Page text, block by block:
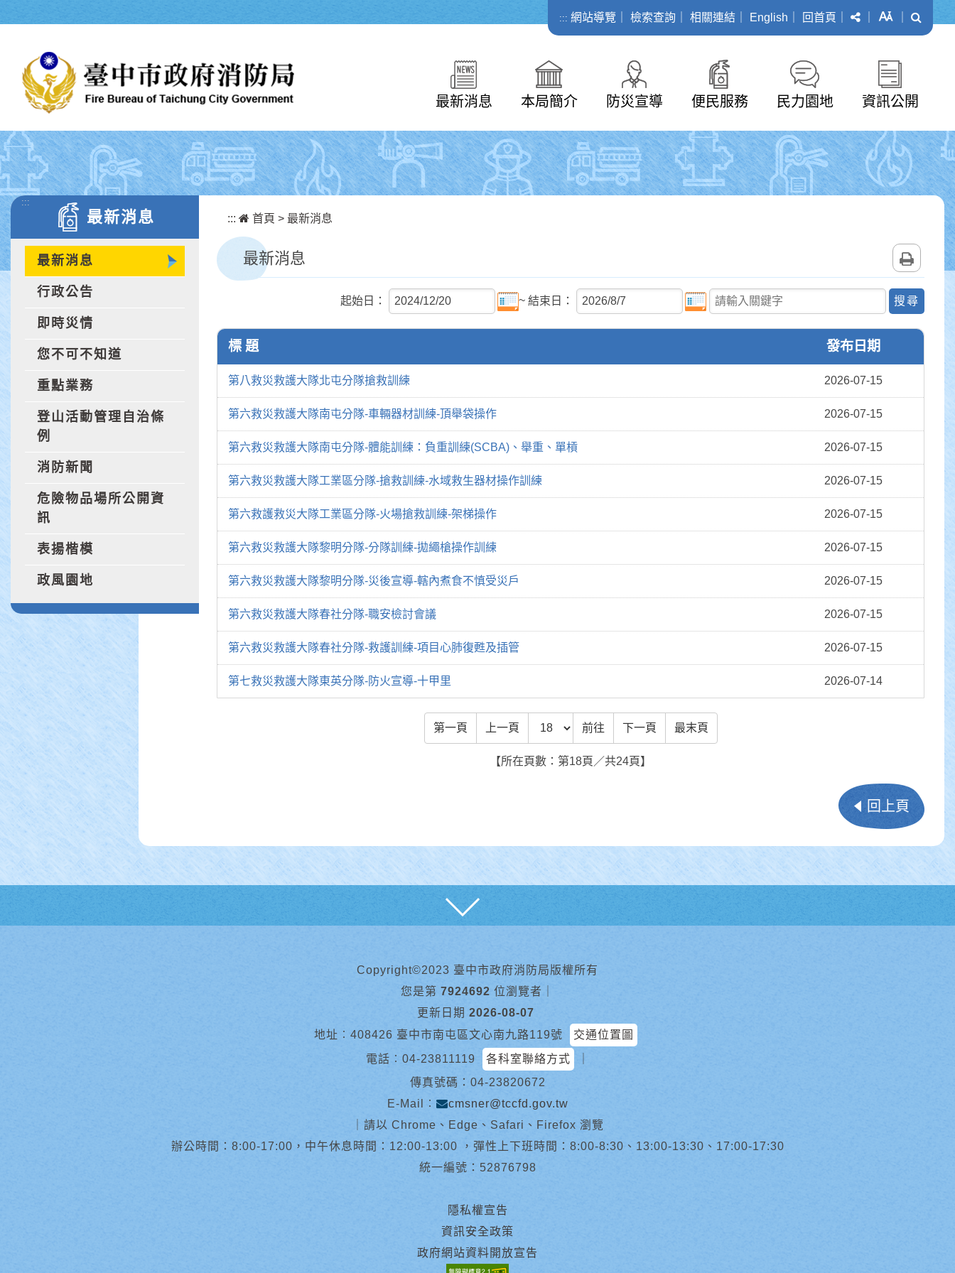
::: 網站導覽 檢索查詢 相關連結 English 回首頁 分享 字級
最新消息 本局簡介 防災宣導 便民服務 民力園地 資訊公開
:::
最新消息
最新消息
行政公告
即時災情
您不可不知道
重點業務
登山活動管理自治條
例
消防新聞
危險物品場所公開資
訊
表揚楷模
政風園地
::: 首頁 > 最新消息
最新消息
起始日： ~ 結束日： 關鍵字查詢
標 題 發布日期
第八救災救護大隊北屯分隊搶救訓練 2026-07-15
第六救災救護大隊南屯分隊-車輛器材訓練-頂舉袋操作 2026-07-15
第六救災救護大隊南屯分隊-體能訓練：負重訓練(SCBA)、舉重、單槓 2026-07-15
第六救災救護大隊工業區分隊-搶救訓練-水域救生器材操作訓練 2026-07-15
第六救護救災大隊工業區分隊-火場搶救訓練-架梯操作 2026-07-15
第六救災救護大隊黎明分隊-分隊訓練-拋繩槍操作訓練 2026-07-15
第六救災救護大隊黎明分隊-災後宣導-轄內煮食不慎受災戶 2026-07-15
第六救災救護大隊春社分隊-職安檢討會議 2026-07-15
第六救災救護大隊春社分隊-救護訓練-項目心肺復甦及插管 2026-07-15
第七救災救護大隊東英分隊-防火宣導-十甲里 2026-07-14
第一頁 上一頁 前往頁數 前往 下一頁 最末頁
【所在頁數：第18頁／共24頁】
回上頁
Copyright©2023 臺中市政府消防局版權所有
您是第 7924692 位瀏覽者
更新日期 2026-08-07
地址︰408426 臺中市南屯區文心南九路119號
交通位置圖
電話︰ 04-23811119 各科室聯絡方式
傳真號碼：04-23820672
E-Mail︰
cmsner@tccfd.gov.tw
請以 Chrome、Edge、Safari、Firefox 瀏覽
辦公時間：8:00-17:00，中午休息時間：12:00-13:00 ，彈性上下班時間：8:00-8:30、13:00-13:30、17:00-17:30
統一編號：52876798
隱私權宣告
資訊安全政策
政府網站資料開放宣告